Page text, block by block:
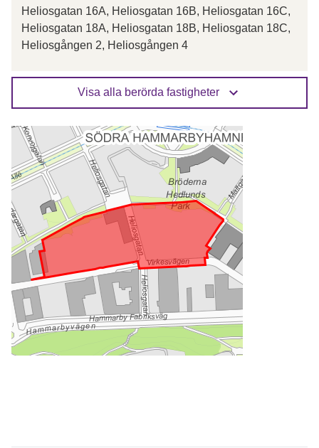
Heliosgatan 16A, Heliosgatan 16B, Heliosgatan 16C,
Heliosgatan 18A, Heliosgatan 18B, Heliosgatan 18C,
Heliosgången 2, Heliosgången 4
Visa alla berörda fastigheter